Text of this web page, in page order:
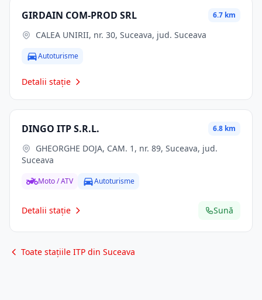
GIRDAIN COM-PROD SRL 6.7 km
CALEA UNIRII, nr. 30, Suceava, jud. Suceava
Autoturisme
Detalii stație
DINGO ITP S.R.L. 6.8 km
Suceava
Moto / ATV Autoturisme
Detalii stație Sună
Toate stațiile ITP din Suceava